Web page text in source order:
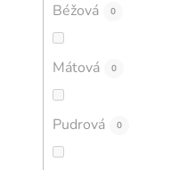
Béžová 0
Mátová 0
Pudrová 0